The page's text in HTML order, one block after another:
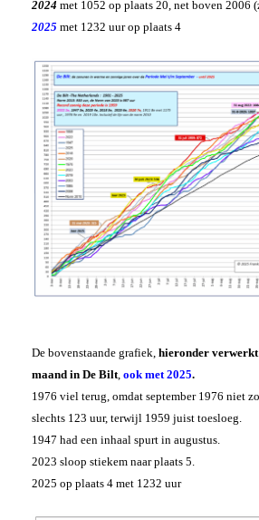
2024 met 1052 op plaats 20, net boven 2006
2025 met 1232 uur op plaats 4
De bovenstaande grafiek, hieronder
maand in De Bilt ook met 2025.
1976 viel terug, omdat september 1976 niet
slechts 123 uur, terwijl 1959 juist toesloeg.
1947 had een inhaal spurt in augustus.
2023 sloop stiekem naar plaats 5.
2025 op plaats 4 met 1232 uur